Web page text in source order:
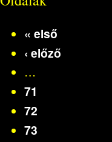
« első
‹ előző
…
71
72
73